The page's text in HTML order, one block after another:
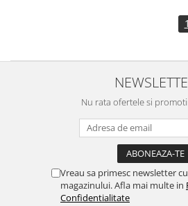
1
Nu rata ofertele si
Vreau sa primesc newsletter
magazinului. Afla mai multe in
Confidentialitate